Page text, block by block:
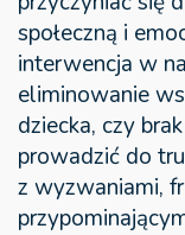
społeczną i
interwencja w
eliminowanie
dziecka, czy
prowadzić do
z wyzwaniami,